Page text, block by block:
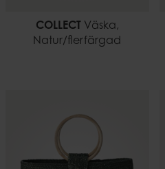
COLLECT
Väska,
Natur/flerfärgad